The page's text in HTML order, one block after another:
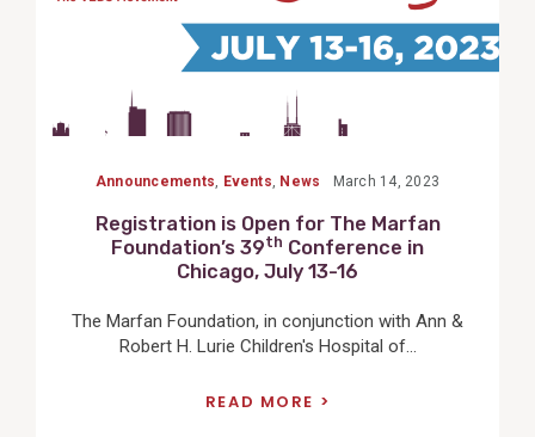
Announcements, Events, News March 14, 2023
Registration is Open for The Marfan
Foundation’s 39th Conference in
Chicago, July 13-16
The Marfan Foundation, in conjunction with Ann &
Robert H. Lurie Children's Hospital of...
READ MORE